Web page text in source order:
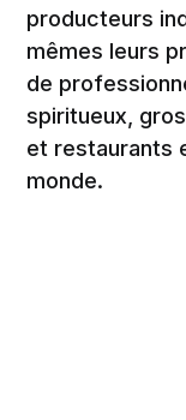
producteurs
mêmes leurs
de
spiritueux,
et restaurants
monde.